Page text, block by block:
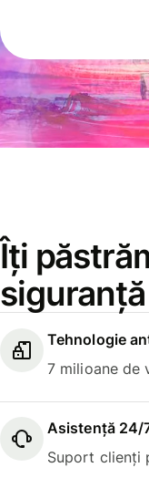
Îți
siguranță
Tehnologie
7 milioane de
Asistență 24/
Suport clienți